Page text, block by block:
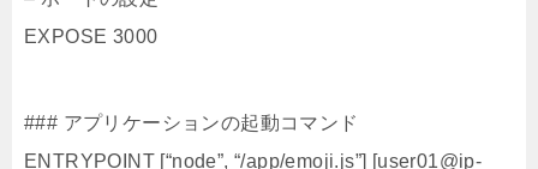
EXPOSE 3000
### アプリケーションの起動コマンド
ENTRYPOINT [“node”, “/app/emoji.js”] [user01@ip-